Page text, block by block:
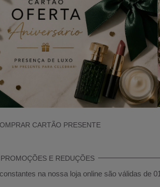
CARTÃO PRESENTE
PROMOÇÕES E REDUÇÕES
na nossa loja online são válidas de